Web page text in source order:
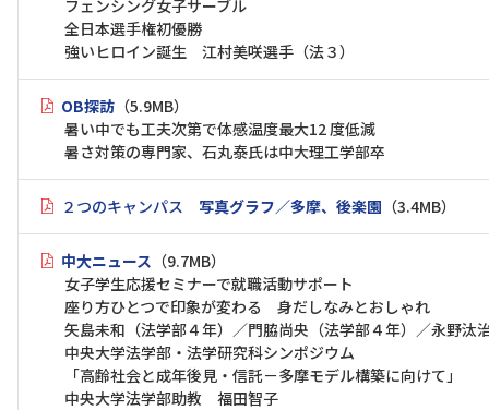
フェンシング女子サーブル
全日本選手権初優勝
強いヒロイン誕生 江村美咲選手（法３）
OB探訪 （5.9MB）
暑い中でも工夫次第で体感温度最大12 度低減
暑さ対策の専門家、石丸泰氏は中大理工学部卒
２つのキャンパス 写真グラフ／多摩、後楽園 （3.4MB）
中大ニュース （9.7MB）
女子学生応援セミナーで就職活動サポート
座り方ひとつで印象が変わる 身だしなみとおしゃれ
矢島未和（法学部４年）／門脇尚央（法学部４年）／永野汰
中央大学法学部・法学研究科シンポジウム
「高齢社会と成年後見・信託－多摩モデル構築に向けて」
中央大学法学部助教 福田智子